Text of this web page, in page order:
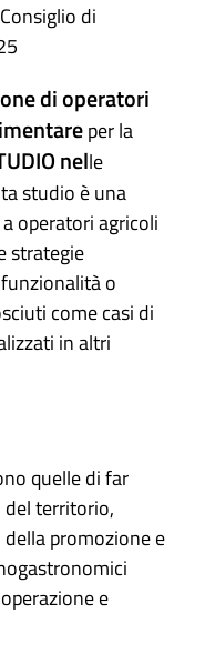
di
di operatori
per la
nelle
studio è una
operatori agricoli
strategie
o
come casi di
in altri
quelle di far
del territorio,
promozione e
e